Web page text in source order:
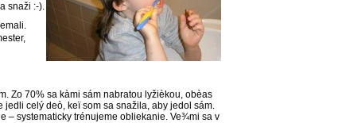
snaži :-).
Zo 70% sa kàmi sám nabratou lyžièkou, obèas
celý deò, keï som sa snažila, aby jedol sám.
– systematicky trénujeme obliekanie. Ve¾mi sa v